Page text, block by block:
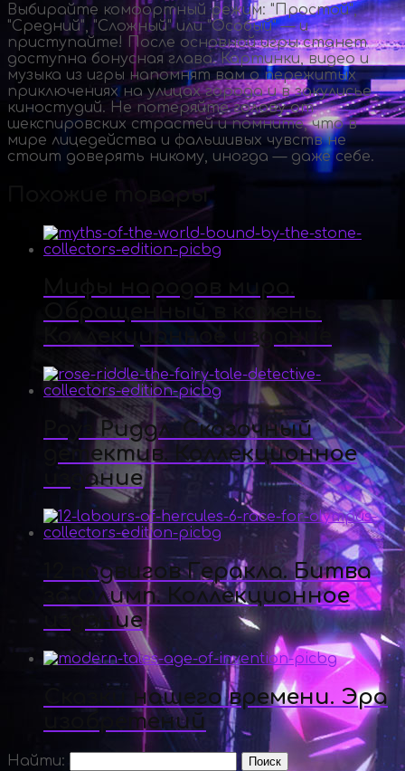
Выбирайте комфортный режим: "Простой",
"Средний", "Сложный" или "Особый" — и
приступайте! После основной игры станет
доступна бонусная глава. Картинки, видео и
музыка из игры напомнят вам о пережитых
приключениях на улицах города и в закулисье
киностудий. Не потеряйте голову от
шекспировских страстей и помните, что в
мире лицедейства и фальшивых чувств не
стоит доверять никому, иногда — даже себе.
Похожие товары
Коллекционное издание
Роуз Риддл. Сказочный
детектив. Коллекционное
издание
12 подвигов Геракла. Битва
за Олимп. Коллекционное
издание
Сказки нашего времени. Эра
изобретений
Найти: